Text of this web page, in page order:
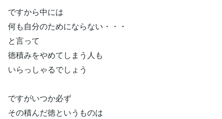
ですから中には
何も自分のためにならない・・・
と言って
徳積みをやめてしまう人も
いらっしゃるでしょう
ですがいつか必ず
その積んだ徳というものは